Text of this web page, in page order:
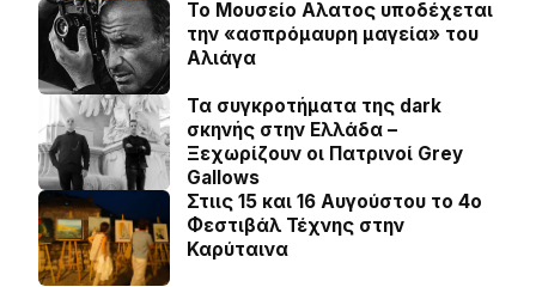
Το Μουσείο Αλατος υποδέχεται
την «ασπρόμαυρη μαγεία» του
Αλιάγα
Τα συγκροτήματα της dark
σκηνής στην Ελλάδα –
Ξεχωρίζουν οι Πατρινοί Grey
Gallows
Στιις 15 και 16 Αυγούστου το 4ο
Φεστιβάλ Τέχνης στην
Καρύταινα